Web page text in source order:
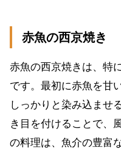
赤魚の西京焼き
赤魚の西京焼きは、特
です。最初に赤魚を甘
しっかりと染み込ませ
き目を付けることで、
の料理は、魚介の豊富